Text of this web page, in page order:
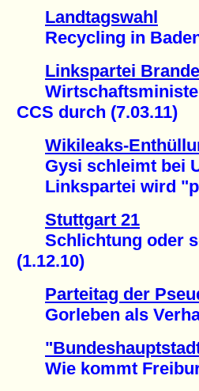
Landtagswahl
Recycling in
Linkspartei
CCS durch (7.03.11)
Wikileaks-
Gysi schleimt bei
Linkspartei wird
Stuttgart 21
Schlichtung oder
(1.12.10)
Parteitag der
Gorleben als
Wie kommt